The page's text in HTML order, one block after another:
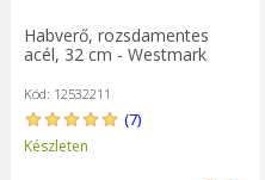
Habverő, rozsdamentes
acél, 32 cm - Westmark
Kód: 12532211
(7)
Készleten